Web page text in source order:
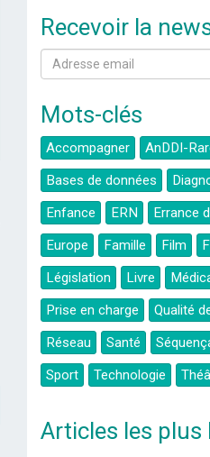
Recevoir la
Mots-clés
Accompagner AnDDI-
Bases de données
Enfance
ERN Errance
Europe
Famille Film
Législation
Livre
Prise en charge
Qualité
Réseau
Santé
Sport
Technologie
Articles les plus